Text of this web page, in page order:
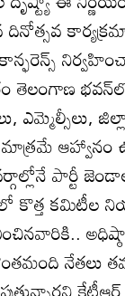
దినోత్సవ
తెలంగాణ
ఎమ్మెల్సీలు,
మాత్రమే
పార్టీ
కొత్త కమిటీల
నేతలు